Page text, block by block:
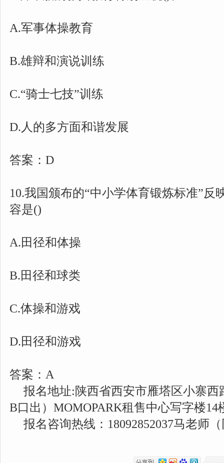
A.军事体操教育
B.雄辩和演说训练
C.“骑士七技”训练
D.人的多方面和谐发展
答案：D
10.我国颁布的“中小学体育锻炼标准”反
容是()
A.田径和体操
B.田径和球类
C.体操和游戏
D.田径和游戏
答案：A
报名地址:陕西省西安市雁塔区小寨西
B口出）MOMOPARK租售中心写字楼14
报名咨询热线：18092852037马老师